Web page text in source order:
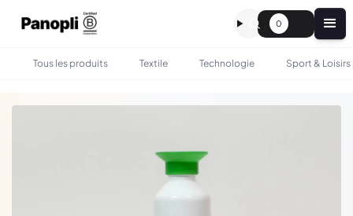
0
Tous les produits Textile Technologie Sport & Loisirs